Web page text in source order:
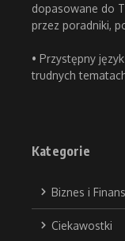
dopasowane do
przez poradniki,
• Przystępny
trudnych
Kategorie
Biznes i
Ciekawostki